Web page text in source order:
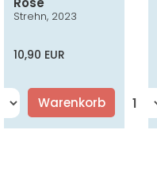
Strehn, 2023
10,90 EUR
Warenkorb